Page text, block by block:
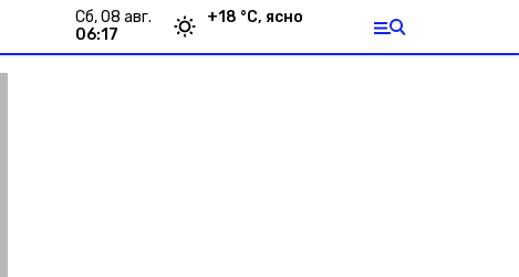
сб, 08 авг.
06:17
+18 °С, ясно